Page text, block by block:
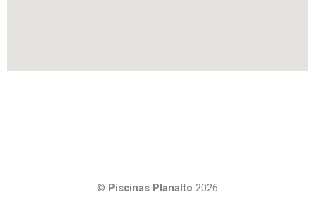
© Piscinas Planalto 2026